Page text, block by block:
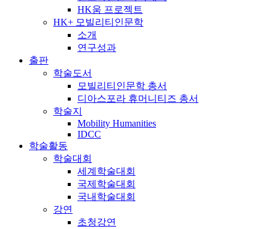
HK움 프로젝트
HK+ 모빌리티인문학
소개
연구성과
출판
학술도서
모빌리티인문학 총서
디아스포라 휴머니티즈 총서
학술지
Mobility Humanities
IDCC
학술활동
학술대회
세계학술대회
국제학술대회
국내학술대회
강연
초청강연